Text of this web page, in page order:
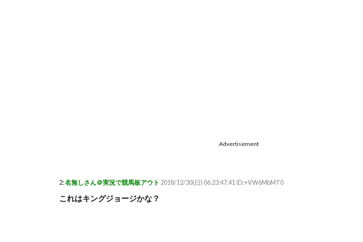
Advertisement
2:名無しさん＠実況で競馬板アウト 2018/12/30(日) 06:23:47.41 ID:+VW6MbMT0
これはキングジョージかな？